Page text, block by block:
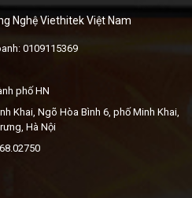
Nghệ Viethitek Việt Nam
0109115369
phố HN
Khai, Ngõ Hòa Bình 6, phố Minh Khai,
Hà Nội